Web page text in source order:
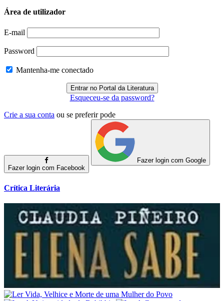
Área de utilizador
E-mail
Password
Mantenha-me conectado
Esqueceu-se da password?
Crie a sua conta ou se preferir pode
Fazer login com Facebook
Fazer login com Google
Crítica Literária